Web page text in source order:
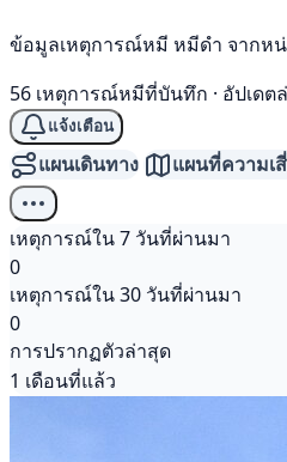
ข้อมูลเหตุการณ์หมี หมีดำ จากห
56 เหตุการณ์หมีที่บันทึก · อัปเดต
แจ้งเตือน
แผนเดินทาง แผนที่ความเ
เหตุการณ์ใน 7 วันที่ผ่านมา
0
เหตุการณ์ใน 30 วันที่ผ่านมา
0
การปรากฏตัวล่าสุด
1 เดือนที่แล้ว